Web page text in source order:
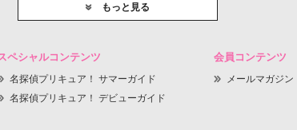
もっと見る
ペシャルコンテンツ
名探偵プリキュア！ サマーガイド
名探偵プリキュア！ デビューガイド
会員コンテンツ
メールマガジン